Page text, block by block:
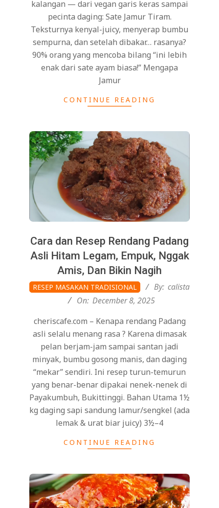
kalangan — dari vegan garis keras sampai
pecinta daging: Sate Jamur Tiram.
Teksturnya kenyal-juicy, menyerap bumbu
sempurna, dan setelah dibakar… rasanya?
90% orang yang mencoba bilang “ini lebih
enak dari sate ayam biasa!” Mengapa
Jamur
CONTINUE READING
Cara dan Resep Rendang Padang
Asli Hitam Legam, Empuk, Nggak
Amis, Dan Bikin Nagih
2025-
RESEP MASAKAN TRADISIONAL By: calista
On: December 8, 2025
cheriscafe.com – Kenapa rendang Padang
asli selalu menang rasa ? Karena dimasak
pelan berjam-jam sampai santan jadi
minyak, bumbu gosong manis, dan daging
“mekar” sendiri. Ini resep turun-temurun
yang benar-benar dipakai nenek-nenek di
Payakumbuh, Bukittinggi. Bahan Utama 1½
kg daging sapi sandung lamur/sengkel (ada
lemak & urat biar juicy) 3½–4
CONTINUE READING